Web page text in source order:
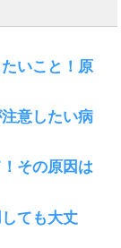
いこと！原
意したい病
その原因は
ても大丈